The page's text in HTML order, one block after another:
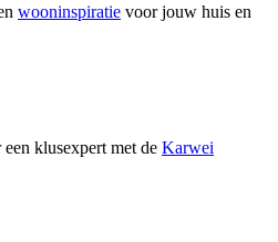
wooninspiratie voor jouw huis en
klusexpert met de Karwei